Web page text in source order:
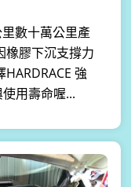
數十萬公里產
橡膠下沉支撐力
強
用壽命喔...